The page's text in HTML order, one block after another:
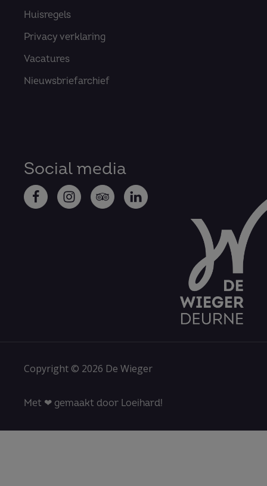
Huisregels
Privacy verklaring
Vacatures
Nieuwsbriefarchief
Social media
Copyright © 2026 De Wieger
Met ❤ gemaakt door Loeihard!